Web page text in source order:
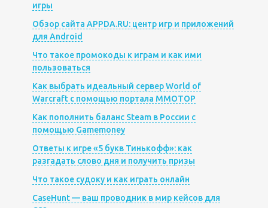
игры
Обзор сайта APPDA.RU: центр игр и приложений
для Android
Что такое промокоды к играм и как ими
пользоваться
Как выбрать идеальный сервер World of
Warcraft с помощью портала MMOTOP
Как пополнить баланс Steam в России с
помощью Gamemoney
Ответы к игре «5 букв Тинькофф»: как
разгадать слово дня и получить призы
Что такое судоку и как играть онлайн
CaseHunt — ваш проводник в мир кейсов для